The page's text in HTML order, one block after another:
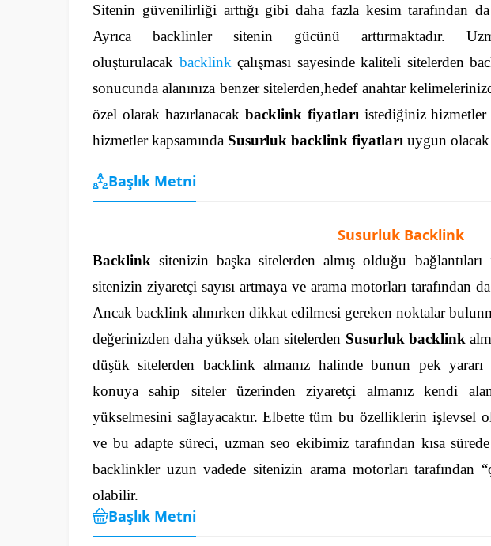
Sitenin güvenilirliği arttığı gibi daha fazla kesim tarafından
Ayrıca backlinler sitenin gücünü arttırmaktadır.
oluşturulacak backlink çalışması sayesinde kaliteli sitelerden
sonucunda alanınıza benzer sitelerden,hedef anahtar
özel olarak hazırlanacak backlink fiyatları istediğiniz hizmetler
hizmetler kapsamında Susurluk backlink fiyatları uygun olacak
Başlık Metni
Susurluk Backlink
Backlink sitenizin başka sitelerden almış olduğu
sitenizin ziyaretçi sayısı artmaya ve arama motorları tarafından
Ancak backlink alınırken dikkat edilmesi gereken noktalar
değerinizden daha yüksek olan sitelerden Susurluk backlink
düşük sitelerden backlink almanız halinde bunun pek yararı
konuya sahip siteler üzerinden ziyaretçi almanız kendi
yükselmesini sağlayacaktır. Elbette tüm bu özelliklerin işlevsel
ve bu adapte süreci, uzman seo ekibimiz tarafından kısa
backlinkler uzun vadede sitenizin arama motorları tarafından
olabilir.
Başlık Metni